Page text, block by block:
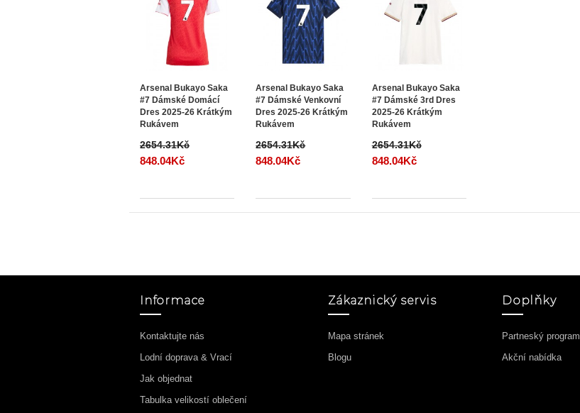
Arsenal Bukayo Saka
#7 Dámské Domácí
Dres 2025-26 Krátkým
Rukávem
2654.31Kč
848.04Kč
Arsenal Bukayo Saka
#7 Dámské Venkovní
Dres 2025-26 Krátkým
Rukávem
2654.31Kč
848.04Kč
Arsenal Bukayo Saka
#7 Dámské 3rd Dres
2025-26 Krátkým
Rukávem
2654.31Kč
848.04Kč
Informace
Kontaktujte nás
Lodní doprava & Vrací
Jak objednat
Tabulka velikostí oblečení
Zákaznický servis
Mapa stránek
Blogu
Doplňky
Partneský program
Akční nabídka